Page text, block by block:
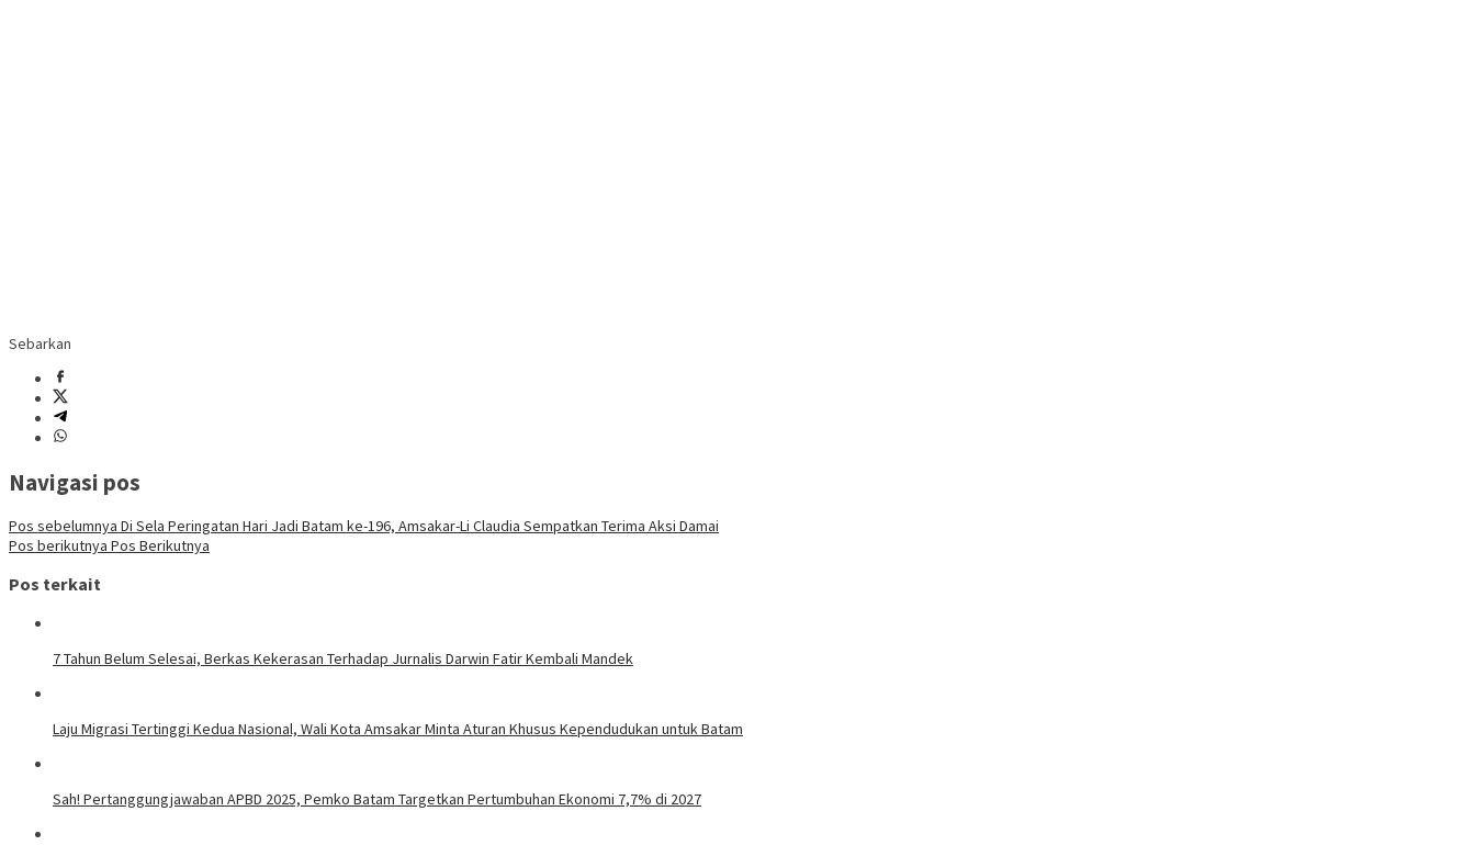
Sebarkan
Navigasi pos
Pos sebelumnya Di Sela Peringatan Hari Jadi Batam ke-196, Amsakar-Li Claudia Sempatkan Terima Aksi Damai
Pos berikutnya Pos Berikutnya
Pos terkait
7 Tahun Belum Selesai, Berkas Kekerasan Terhadap Jurnalis Darwin Fatir Kembali Mandek
Laju Migrasi Tertinggi Kedua Nasional, Wali Kota Amsakar Minta Aturan Khusus Kependudukan untuk Batam
Sah! Pertanggungjawaban APBD 2025, Pemko Batam Targetkan Pertumbuhan Ekonomi 7,7% di 2027